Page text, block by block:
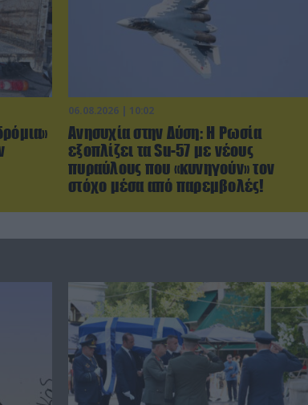
06.08.2026 | 10:02
Ανησυχία στην Δύση: H Ρωσία
εξοπλίζει τα Su-57 με νέους
πυραύλους που «κυνηγούν» τον
στόχο μέσα από παρεμβολές!